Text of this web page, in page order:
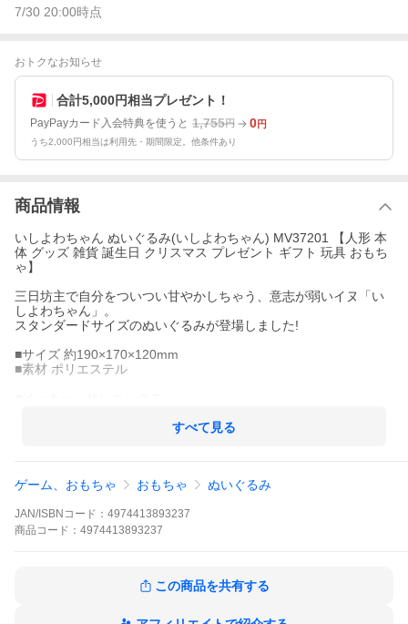
7/30 20:00時点
おトクなお知らせ
合計5,000円相当プレゼント！
PayPayカード入会特典を使うと 1,755円 0円
うち2,000円相当は利用先・期間限定。他条件あり
商品情報
いしよわちゃん ぬいぐるみ(いしよわちゃん) MV37201 【人形 本
体 グッズ 雑貨 誕生日 クリスマス プレゼント ギフト 玩具 おもち
ゃ】
三日坊主で自分をついつい甘やかしちゃう、意志が弱いイヌ「い
しよわちゃん」。
スタンダードサイズのぬいぐるみが登場しました!
■サイズ 約190×170×120mm
■素材 ポリエステル
すべて見る
ゲーム、おもちゃ おもちゃ ぬいぐるみ
JAN/ISBNコード： 4974413893237
商品 コード： 4974413893237
この商品を共有する